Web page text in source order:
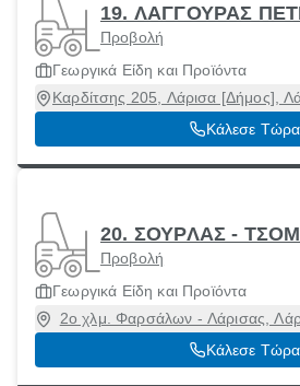
19. ΛΑΓΓΟΥΡΑΣ
Προβολή
Γεωργικά Είδη και Προϊόντα
Καρδίτσης 205, Λάρισα [Δήμος],
Κάλεσε Τώρα
20. ΣΟΥΡΛΑΣ -
Προβολή
Γεωργικά Είδη και Προϊόντα
2ο χλμ. Φαρσάλων - Λάρισας,
40300
Κάλεσε Τώρα